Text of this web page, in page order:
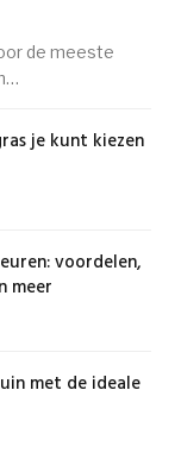
de meeste
je kunt kiezen
voordelen,
meer
met de ideale